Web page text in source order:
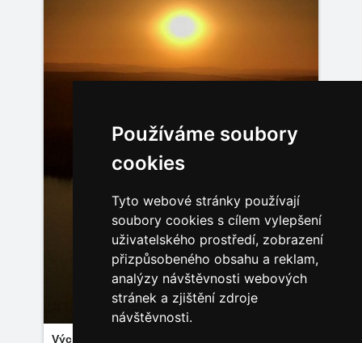
Používáme soubory
cookies
Tyto webové stránky používají
soubory cookies s cílem vylepšení
uživatelského prostředí, zobrazení
přizpůsobeného obsahu a reklam,
analýzy návštěvnosti webových
stránek a zjištění zdroje
návštěvnosti.
Východ Slunce na Pálavě